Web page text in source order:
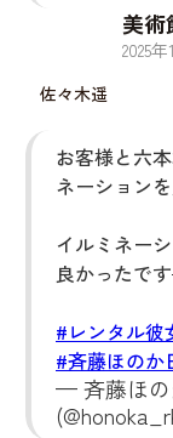
佐々木遥
美術
2025年
お客様と六
ネーション
イルミネー
良かったで
#レンタル彼
#斉藤ほのか
— 斉藤ほの